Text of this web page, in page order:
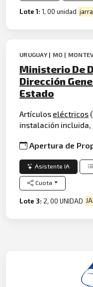
Lote 1:1, 00 unidad jarra
URUGUAY | MO |
Ministerio De
Dirección
Estado
Artículos eléctricos
instalación incluida,
Apertura de
Asistente IA
Cuota
Lote 3: 2, 00 UNIDAD